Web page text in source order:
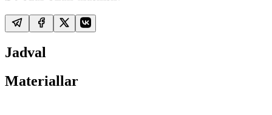
Jadval
Materiallar